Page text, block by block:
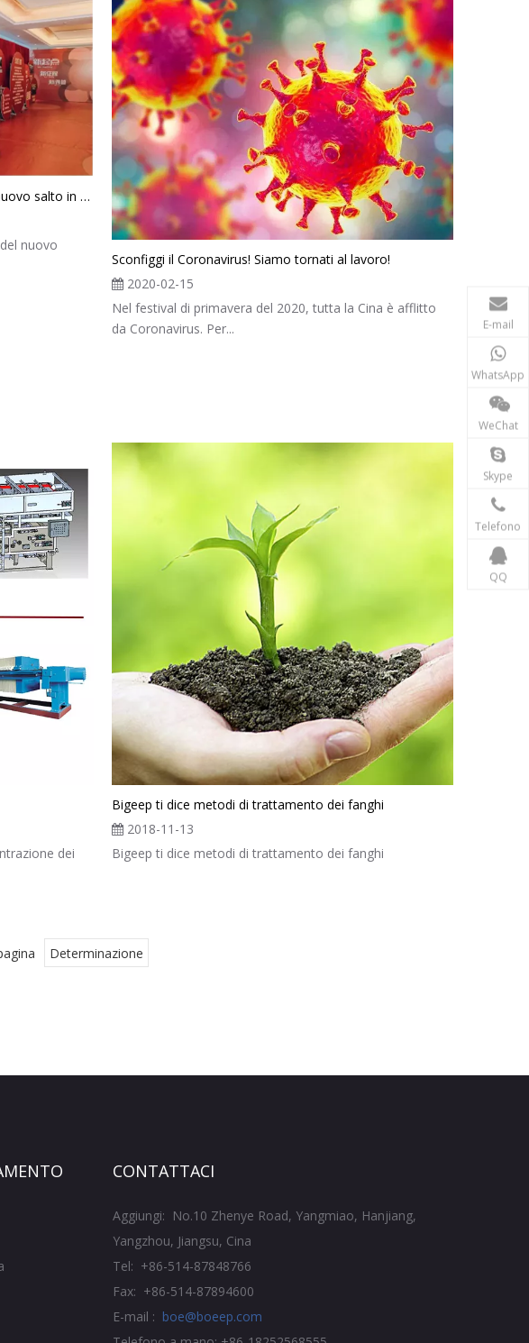
Nuovo punto di partenza, nuovo viaggio, nuovo salto in avanti. Congratulazioni per la società BOE si trasferisce nella nuova fabbrica e 2021 party di Capodanno concluso con successo
nuovo
Sconfiggi il Coronavirus! Siamo tornati al lavoro!
2020-02-15
Nel festival di primavera del 2020, tutta la Cina è afflitto
da Coronavirus. Per...
dei
Bigeep ti dice metodi di trattamento dei fanghi
2018-11-13
Bigeep ti dice metodi di trattamento dei fanghi
Determinazione
E-mail
WhatsApp
WeChat
Skype
Telefono
QQ
CONTATTACI
Aggiungi: No.10 Zhenye Road, Yangmiao, Hanjiang,
Yangzhou, Jiangsu, Cina
Tel: +86-514-87848766
Fax: +86-514-87894600
E-mail : boe@boeep.com